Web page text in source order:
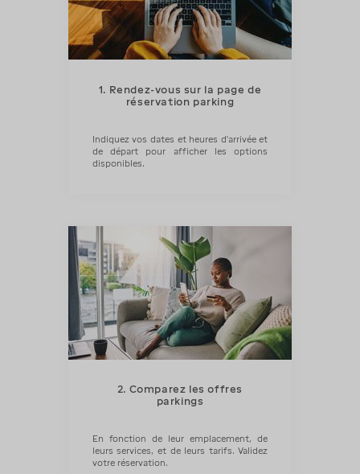
1. Rendez-vous sur la page de
réservation parking
Indiquez vos dates et heures d’arrivée et
de départ pour afficher les options
disponibles.
2. Comparez les offres
parkings
En fonction de leur emplacement, de
leurs services, et de leurs tarifs. Validez
votre réservation.